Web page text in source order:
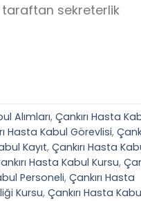
taraftan sekreterlik
Alımları, Çankırı Hasta
Hasta Kabul Görevlisi,
Kayıt, Çankırı Hasta
Hasta Kabul Kursu,
Personeli, Çankırı Hasta
Kursu, Çankırı Hasta